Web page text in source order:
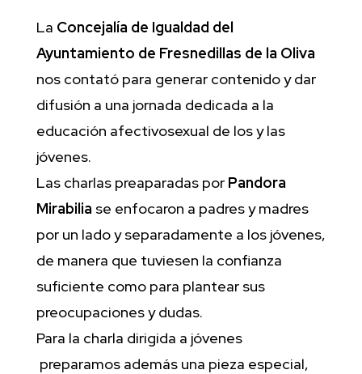
La Concejalía de Igualdad del
Ayuntamiento de Fresnedillas de la Oliva
nos contató para generar contenido y dar
difusión a una jornada dedicada a la
educación afectivosexual de los y las
jóvenes.
Las charlas preaparadas por Pandora
Mirabilia se enfocaron a padres y madres
por un lado y separadamente a los jóvenes,
de manera que tuviesen la confianza
suficiente como para plantear sus
preocupaciones y dudas.
Para la charla dirigida a jóvenes
preparamos además una pieza especial,